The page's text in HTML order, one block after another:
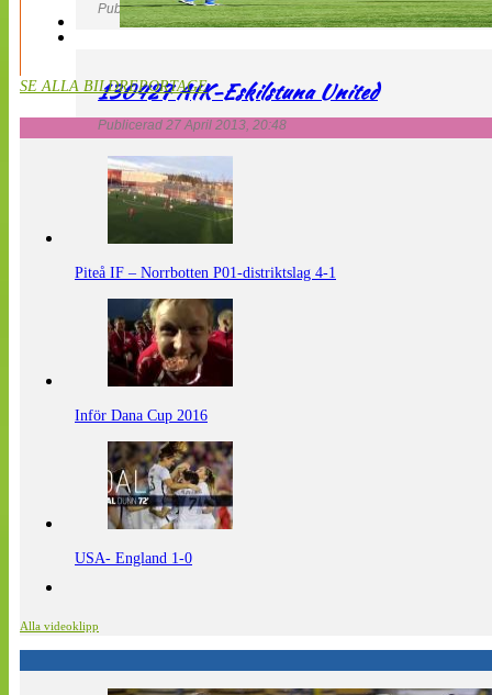
Publicerad 27 April 2013, 20:54
130427 AIK-Eskilstuna United
Publicerad 27 April 2013, 20:48
SE ALLA BILDREPORTAGE
Piteå IF – Norrbotten P01-distriktslag 4-1
Inför Dana Cup 2016
USA- England 1-0
Alla videoklipp